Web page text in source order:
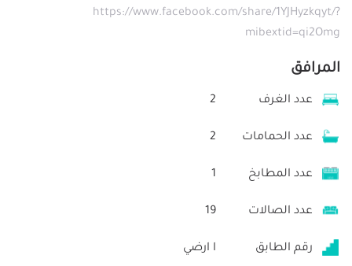
https://www.facebook.com/share/1YJHyzkqyt/?
mibextid=qi2Omg
المرافق
عدد الغرف 2
عدد الحمامات 2
عدد المطابخ 1
عدد الصالات 19
رقم الطابق ا ارضي